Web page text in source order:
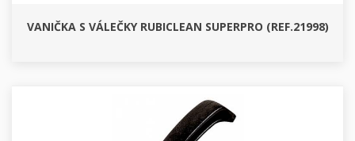
VANIČKA S VÁLEČKY RUBICLEAN SUPERPRO (REF.21998)